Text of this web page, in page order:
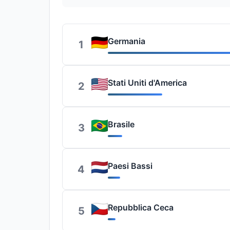
1 Germania
2 Stati Uniti d'America
3 Brasile
4 Paesi Bassi
5 Repubblica Ceca